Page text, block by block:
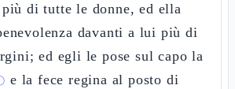
di tutte le donne, ed ella
davanti a lui più di
ed egli le pose sul capo la
e la fece regina al posto di